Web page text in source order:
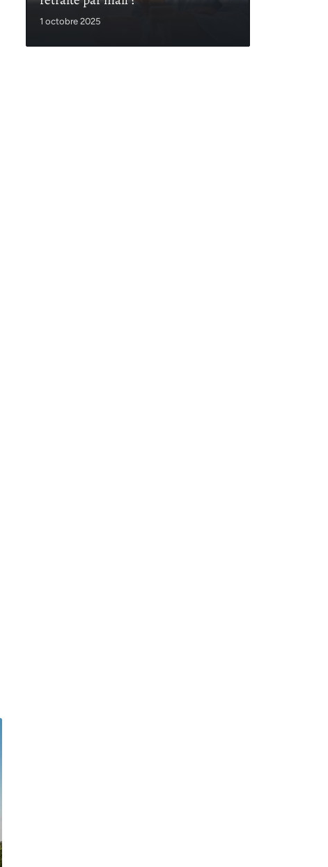
1 octobre 2025